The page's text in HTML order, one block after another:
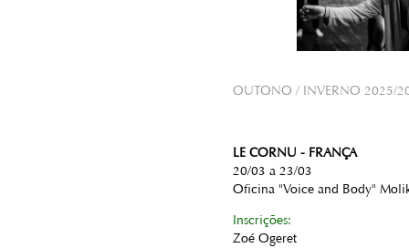
OUTONO / INVERNO 2025/
LE CORNU - FRANÇA
20/03 a 23/03
Oficina "Voice and Body"
Inscrições:
Zoé Ogeret